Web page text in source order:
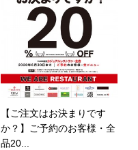
【ご注文はお決まりです
か？】ご予約のお客様・全
品20...